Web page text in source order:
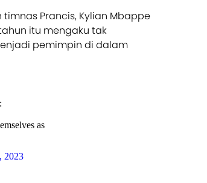
Prancis, Kylian Mbappe
itu mengaku tak
pemimpin di dalam
as
2023